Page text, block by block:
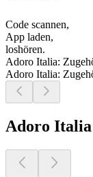
Code scannen,
App laden,
loshören.
Adoro Italia:
Adoro Italia:
Adoro